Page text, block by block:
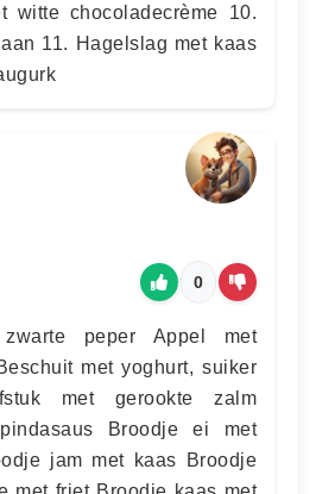
witte chocoladecrème 10.
11. Hagelslag met kaas
0
peper Appel met
met yoghurt, suiker
met gerookte zalm
Broodje ei met
jam met kaas Broodje